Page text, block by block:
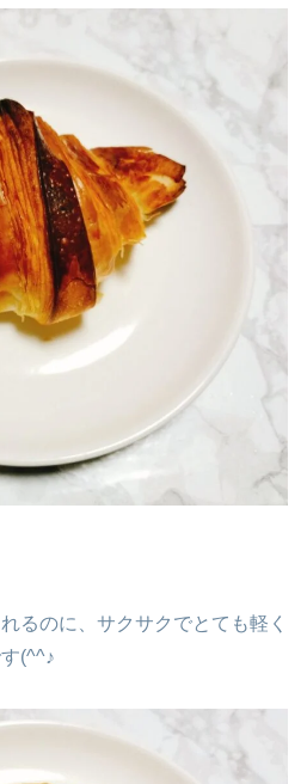
るのに、サクサクでとても軽く
(^^♪